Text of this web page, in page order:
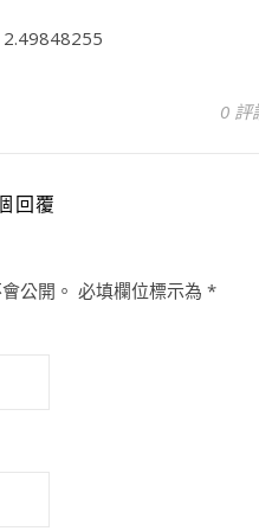
0 評
回覆
公開。 必填欄位標示為 *